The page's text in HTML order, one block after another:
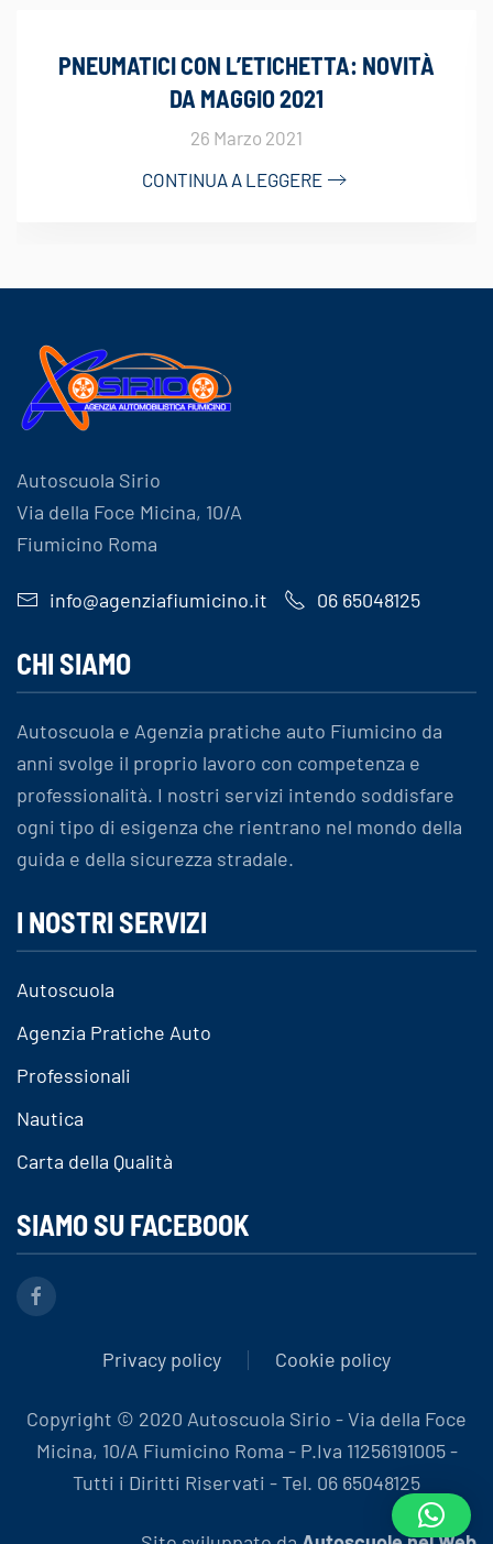
PNEUMATICI CON L’ETICHETTA: NOVITÀ
DA MAGGIO 2021
26 Marzo 2021
CONTINUA A LEGGERE
Autoscuola Sirio
Via della Foce Micina, 10/A
Fiumicino Roma
info@agenziafiumicino.it 06 65048125
CHI SIAMO
Autoscuola e Agenzia pratiche auto Fiumicino da
anni svolge il proprio lavoro con competenza e
professionalità. I nostri servizi intendo soddisfare
ogni tipo di esigenza che rientrano nel mondo della
guida e della sicurezza stradale.
I NOSTRI SERVIZI
Autoscuola
Agenzia Pratiche Auto
Professionali
Nautica
Carta della Qualità
SIAMO SU FACEBOOK
Privacy policy Cookie policy
Copyright © 2020 Autoscuola Sirio - Via della Foce
Micina, 10/A Fiumicino Roma - P.Iva 11256191005 -
Tutti i Diritti Riservati - Tel. 06 65048125